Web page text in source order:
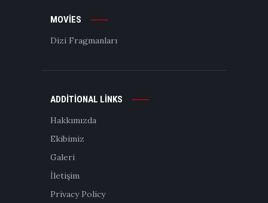
MOVIES
Dizi Fragmanları
ADDITIONAL LINKS
Hakkımızda
Ekibimiz
Galeri
İletişim
Privacy Policy